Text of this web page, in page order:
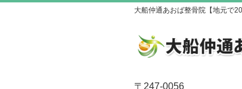
大船仲通あおば整骨院【地元で20
〒247-0056